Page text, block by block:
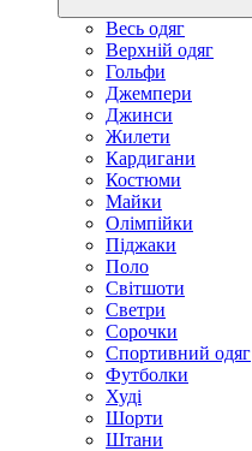
Весь одяг
Верхній одяг
Гольфи
Джемпери
Джинси
Жилети
Кардигани
Костюми
Майки
Олімпійки
Піджаки
Поло
Світшоти
Светри
Сорочки
Спортивний одяг
Футболки
Худі
Шорти
Штани